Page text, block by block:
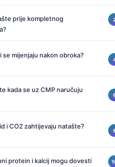
prije kompletnog
se mijenjaju nakon obroka?
kada se uz CMP naručuju
i CO2 zahtijevaju natašte?
protein i kalcij mogu dovesti